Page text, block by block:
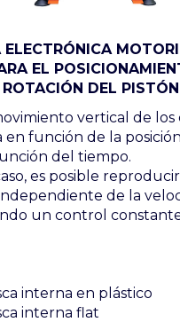
ELECTRÓNICA
EL
DEL PISTÓN
vertical de los
en función de la
del tiempo.
es posible
de la
un control
interna en plástico
interna flat